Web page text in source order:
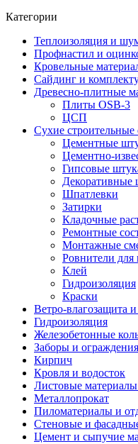
Категории
Теплоизоляция и
Профнастил и
Кровельные
Сайдинг и
Древесно-плитные
Плиты OSB-3
ЦСП
Сухие строительные
Цементные
Цементно-
Гипсовые
Декоративные
Шпатлевки
Затирки
Кладочные
Ремонтные
Монтажные
Ровнители для
Клей
Гидроизоляция
Краски
Ветро-влагозащита
Гидроизоляция
Железобетонные
Заборы и ограждения
Кирпич
Кровля и водосток
Листовые
Металлопрокат
Пиломатериалы и
Стеновые и
Цемент и сыпучие